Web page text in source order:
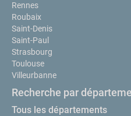
Rennes
Roubaix
Saint-Denis
Saint-Paul
Strasbourg
Toulouse
Villeurbanne
Recherche par
Tous les départements